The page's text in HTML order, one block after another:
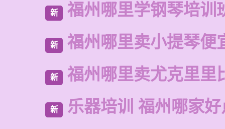
新 福州哪里学钢琴培训
新 福州哪里卖小提琴便
新 福州哪里卖尤克里里
新 乐器培训 福州哪家好